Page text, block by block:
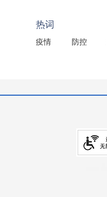
热词
疫情 防控